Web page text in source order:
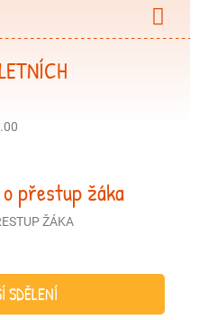
přestup žáka
ŽÁKA
SDĚLENÍ